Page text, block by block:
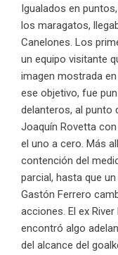
Igualados en
los maragatos,
Canelones. Los
un equipo visitante
imagen mostrada
ese objetivo, fue
delanteros, al punto
Joaquín Rovetta
el uno a cero. Más
contención del
parcial, hasta que
Gastón Ferrero
acciones. El ex
encontró algo
del alcance del